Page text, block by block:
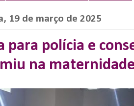
19 de março de 2025
para polícia e
na